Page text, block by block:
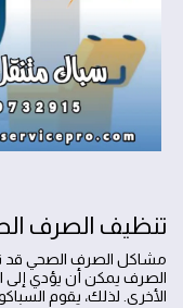
تنظيف الصرف
مشاكل الصرف الصحي قد
الصرف يمكن أن يؤدي إلى
الأخرى. لذلك، يقوم